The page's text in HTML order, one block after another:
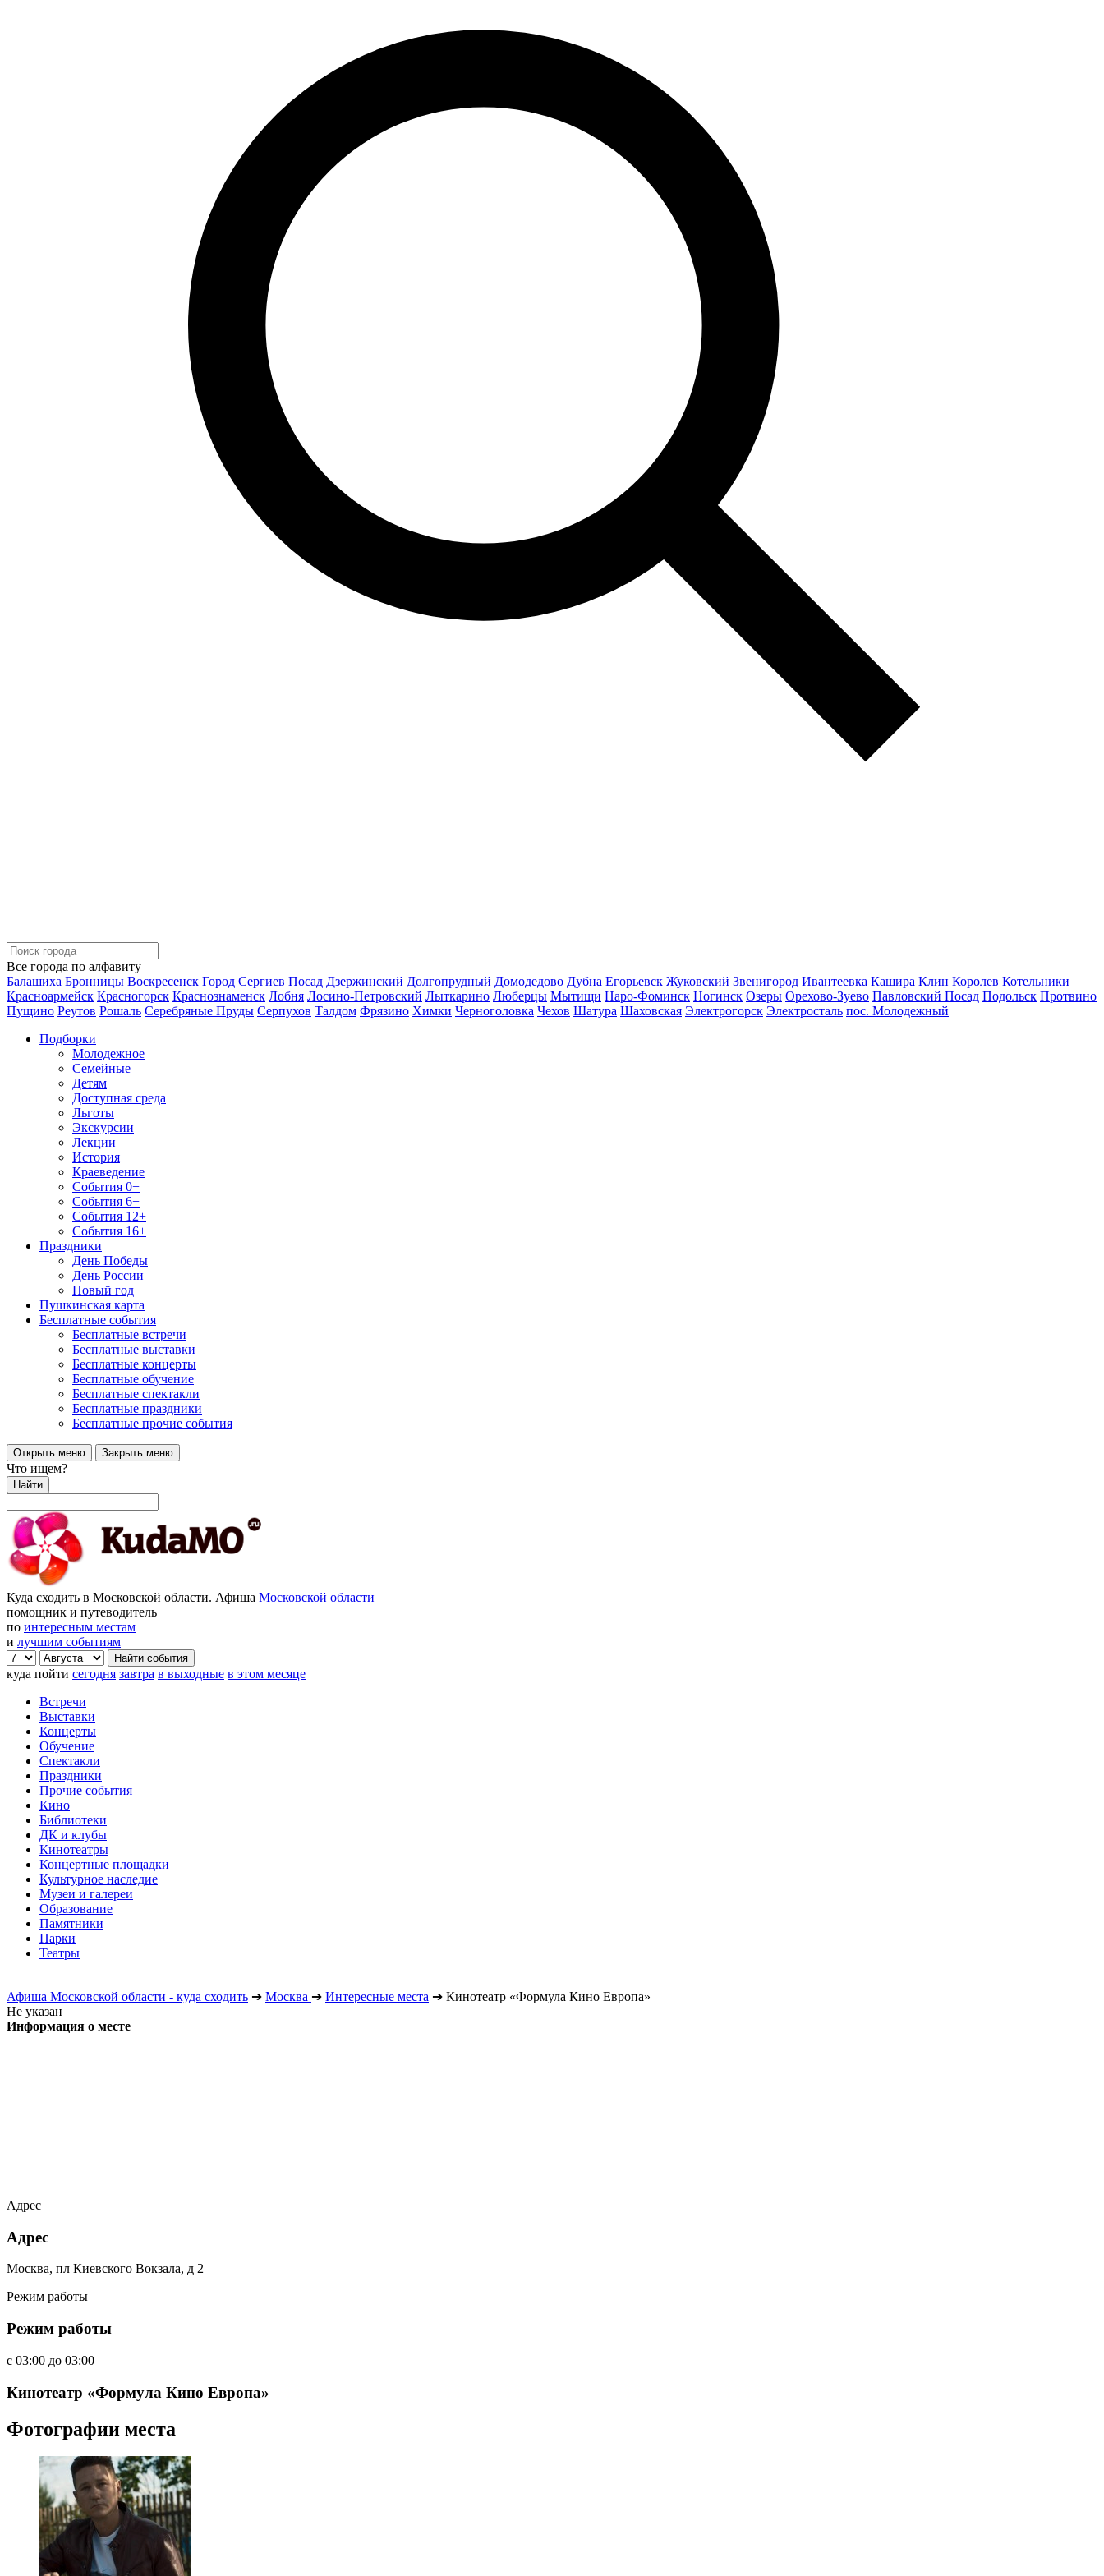
Все города по алфавиту
Балашиха Бронницы Воскресенск Город Сергиев Посад Дзержинский Долгопрудный Домодедово Дубна Егорьевск Жуковский Звенигород Ивантеевка Кашира Клин Королев Котельники
Красноармейск Красногорск Краснознаменск Лобня Лосино-Петровский Лыткарино Люберцы Мытищи Наро-Фоминск Ногинск Озеры Орехово-Зуево Павловский Посад Подольск Протвино
Пущино Реутов Рошаль Серебряные Пруды Серпухов Талдом Фрязино Химки Черноголовка Чехов Шатура Шаховская Электрогорск Электросталь пос. Молодежный
Подборки
Молодежное
Семейные
Детям
Доступная среда
Льготы
Экскурсии
Лекции
История
Краеведение
События 0+
События 6+
События 12+
События 16+
Праздники
День Победы
День России
Новый год
Пушкинская карта
Бесплатные события
Бесплатные встречи
Бесплатные выставки
Бесплатные концерты
Бесплатные обучение
Бесплатные спектакли
Бесплатные праздники
Бесплатные прочие события
Открыть меню Закрыть меню
Что ищем?
Найти
Куда сходить в Московской области. Афиша Московской области
помощник и путеводитель
по интересным местам
и лучшим событиям
куда пойти сегодня завтра в выходные в этом месяце
Встречи
Выставки
Концерты
Обучение
Спектакли
Праздники
Прочие события
Кино
Библиотеки
ДК и клубы
Кинотеатры
Концертные площадки
Культурное наследие
Музеи и галереи
Образование
Памятники
Парки
Театры
Афиша Московской области - куда сходить ➔ Москва ➔ Интересные места ➔ Кинотеатр «Формула Кино Европа»
Не указан
Информация о месте
Адрес
Адрес
Москва, пл Киевского Вокзала, д 2
Режим работы
Режим работы
c 03:00 до 03:00
Кинотеатр «Формула Кино Европа»
Фотографии места